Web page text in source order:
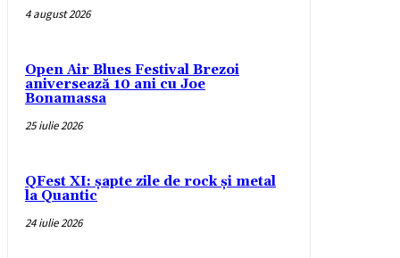
4 august 2026
Open Air Blues Festival Brezoi
aniversează 10 ani cu Joe
Bonamassa
25 iulie 2026
QFest XI: șapte zile de rock și metal
la Quantic
24 iulie 2026